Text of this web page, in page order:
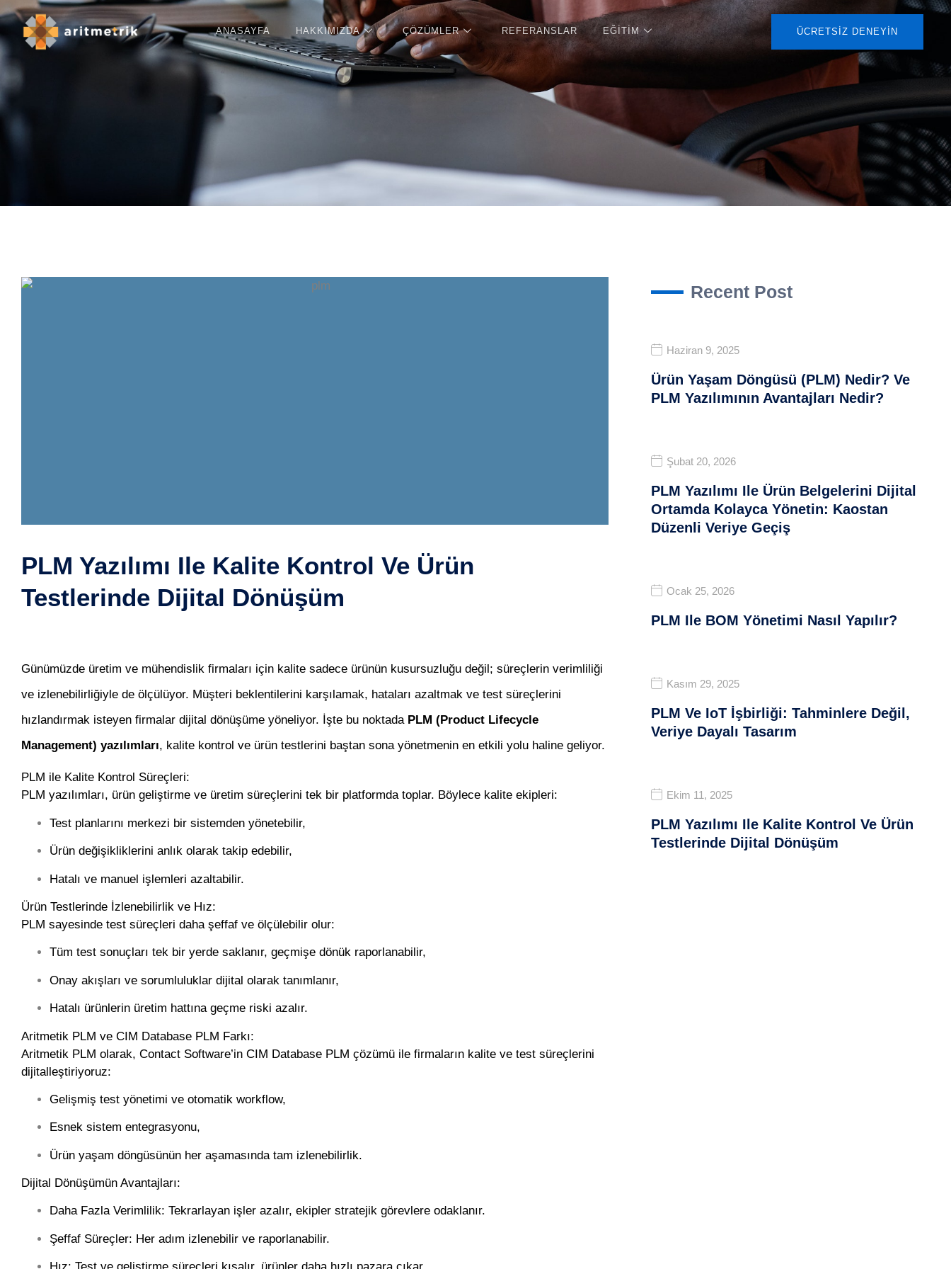
ANASAYFA HAKKIMIZDA ÇÖZÜMLER REFERANSLAR EĞITIM ÜCRETSIZ DENEYIN
PLM Yazılımı Ile Kalite Kontrol Ve Ürün
Testlerinde Dijital Dönüşüm
Günümüzde üretim ve mühendislik firmaları için kalite sadece ürünün kusursuzluğu değil; süreçlerin verimliliği
ve izlenebilirliğiyle de ölçülüyor. Müşteri beklentilerini karşılamak, hataları azaltmak ve test süreçlerini
hızlandırmak isteyen firmalar dijital dönüşüme yöneliyor. İşte bu noktada PLM (Product Lifecycle
Management) yazılımları, kalite kontrol ve ürün testlerini baştan sona yönetmenin en etkili yolu haline geliyor.
PLM ile Kalite Kontrol Süreçleri:
PLM yazılımları, ürün geliştirme ve üretim süreçlerini tek bir platformda toplar. Böylece kalite ekipleri:
Test planlarını merkezi bir sistemden yönetebilir,
Ürün değişikliklerini anlık olarak takip edebilir,
Hatalı ve manuel işlemleri azaltabilir.
Ürün Testlerinde İzlenebilirlik ve Hız:
PLM sayesinde test süreçleri daha şeffaf ve ölçülebilir olur:
Tüm test sonuçları tek bir yerde saklanır, geçmişe dönük raporlanabilir,
Onay akışları ve sorumluluklar dijital olarak tanımlanır,
Hatalı ürünlerin üretim hattına geçme riski azalır.
Aritmetik PLM ve CIM Database PLM Farkı:
Aritmetik PLM olarak, Contact Software’in CIM Database PLM çözümü ile firmaların kalite ve test süreçlerini
dijitalleştiriyoruz:
Gelişmiş test yönetimi ve otomatik workflow,
Esnek sistem entegrasyonu,
Ürün yaşam döngüsünün her aşamasında tam izlenebilirlik.
Dijital Dönüşümün Avantajları:
Daha Fazla Verimlilik: Tekrarlayan işler azalır, ekipler stratejik görevlere odaklanır.
Şeffaf Süreçler: Her adım izlenebilir ve raporlanabilir.
Recent Post
Haziran 9, 2025
Ürün Yaşam Döngüsü (PLM) Nedir? Ve
PLM Yazılımının Avantajları Nedir?
Şubat 20, 2026
PLM Yazılımı Ile Ürün Belgelerini Dijital
Ortamda Kolayca Yönetin: Kaostan
Düzenli Veriye Geçiş
Ocak 25, 2026
PLM Ile BOM Yönetimi Nasıl Yapılır?
Kasım 29, 2025
PLM Ve IoT İşbirliği: Tahminlere Değil,
Veriye Dayalı Tasarım
Ekim 11, 2025
PLM Yazılımı Ile Kalite Kontrol Ve Ürün
Testlerinde Dijital Dönüşüm